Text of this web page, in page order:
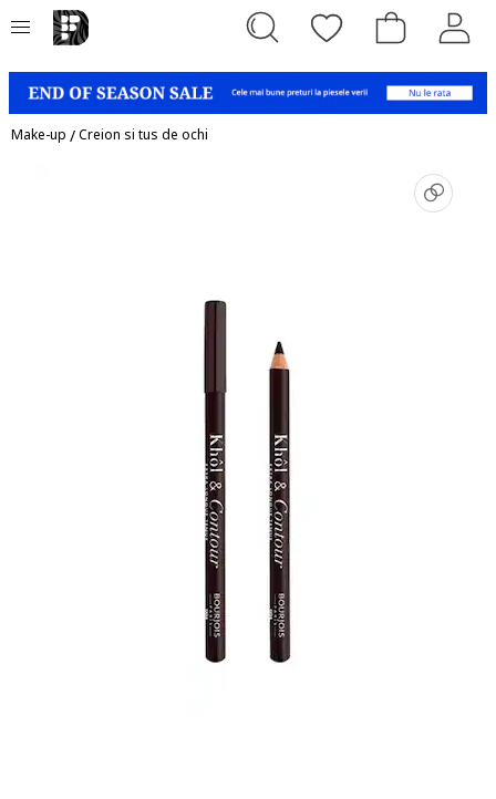
Make-up /Creion si tus de ochi